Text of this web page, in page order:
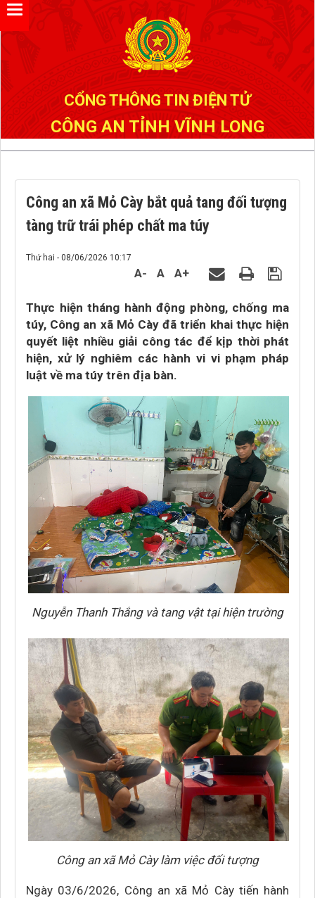
CỔNG THÔNG TIN ĐIỆN TỬ
CÔNG AN TỈNH VĨNH LONG
Công an xã Mỏ Cày bắt quả tang đối tượng
tàng trữ trái phép chất ma túy
Thứ hai - 08/06/2026 10:17
A- A A+
Thực hiện tháng hành động phòng, chống ma
túy, Công an xã Mỏ Cày đã triển khai thực hiện
quyết liệt nhiều giải công tác để kịp thời phát
hiện, xử lý nghiêm các hành vi vi phạm pháp
luật về ma túy trên địa bàn.
Nguyễn Thanh Thắng và tang vật tại hiện trường
Công an xã Mỏ Cày làm việc đối tượng
Ngày 03/6/2026, Công an xã Mỏ Cày tiến hành